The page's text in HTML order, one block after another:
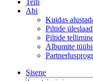
Telli
Abi
Kuidas
Piltide
Piltide
Albumite
Sisene